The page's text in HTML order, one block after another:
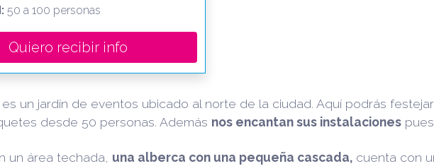
50 a 100 personas
Quiero recibir info
es un jardín de eventos ubicado al norte de la ciudad. Aquí podrás
desde 50 personas. Además nos encantan sus instalaciones
un área techada, una alberca con una pequeña cascada, cuenta con